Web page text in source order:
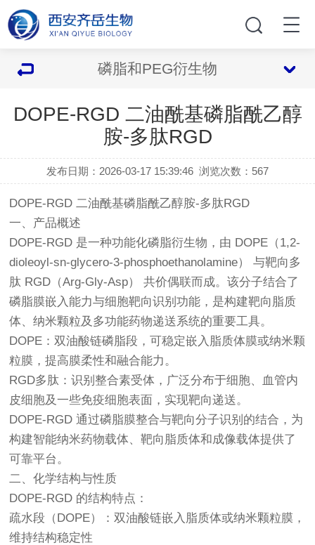
磷脂和PEG衍生物
DOPE-RGD 二油酰基磷脂酰乙醇
胺-多肽RGD
发布日期：2026-03-17 15:39:46 浏览次数： 567
DOPE-RGD 二油酰基磷脂酰乙醇胺-多肽RGD
一、产品概述
DOPE-RGD 是一种功能化磷脂衍生物，由 DOPE（1,2-
dioleoyl-sn-glycero-3-phosphoethanolamine） 与靶向多
肽 RGD（Arg-Gly-Asp） 共价偶联而成。该分子结合了
磷脂膜嵌入能力与细胞靶向识别功能，是构建靶向脂质
体、纳米颗粒及多功能药物递送系统的重要工具。
DOPE：双油酸链磷脂段，可稳定嵌入脂质体膜或纳米颗
粒膜，提高膜柔性和融合能力。
RGD多肽：识别整合素受体，广泛分布于细胞、血管内
皮细胞及一些免疫细胞表面，实现靶向递送。
DOPE-RGD 通过磷脂膜整合与靶向分子识别的结合，为
构建智能纳米药物载体、靶向脂质体和成像载体提供了
可靠平台。
二、化学结构与性质
DOPE-RGD 的结构特点：
疏水段（DOPE）：双油酸链嵌入脂质体或纳米颗粒膜，
维持结构稳定性